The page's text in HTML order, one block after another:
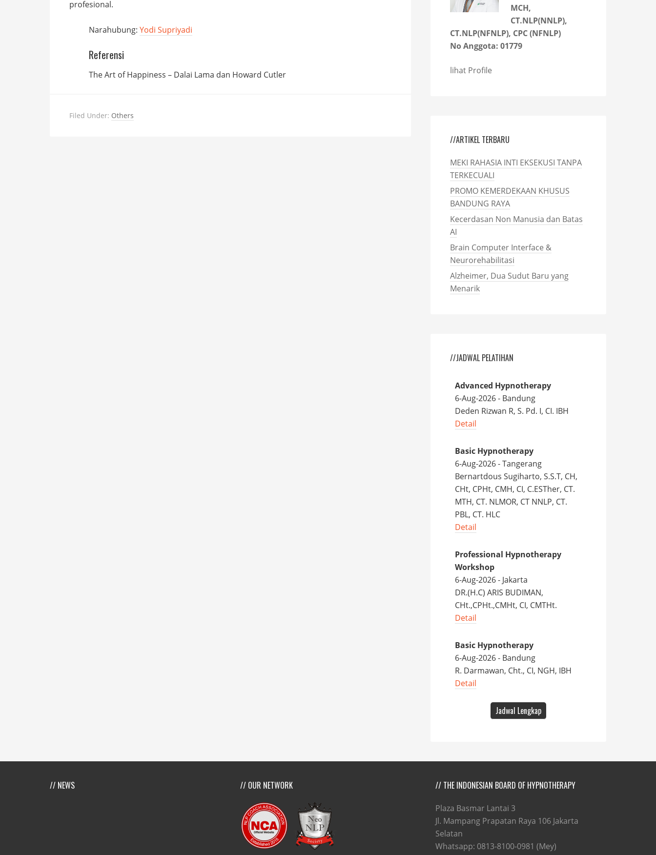
profesional.
Narahubung: Yodi Supriyadi
Referensi
The Art of Happiness – Dalai Lama dan Howard Cutler
Filed Under: Others
MCH,
CT.NLP(NNLP),
CT.NLP(NFNLP), CPC (NFNLP)
No Anggota: 01779
lihat Profile
//ARTIKEL TERBARU
MEKI RAHASIA INTI EKSEKUSI TANPA
TERKECUALI
PROMO KEMERDEKAAN KHUSUS
BANDUNG RAYA
Kecerdasan Non Manusia dan Batas
AI
Brain Computer Interface &
Neurorehabilitasi
Alzheimer, Dua Sudut Baru yang
Menarik
//JADWAL PELATIHAN
Advanced Hypnotherapy
6-Aug-2026 - Bandung
Deden Rizwan R, S. Pd. I, CI. IBH
Detail
Basic Hypnotherapy
6-Aug-2026 - Tangerang
Bernartdous Sugiharto, S.S.T, CH,
CHt, CPHt, CMH, CI, C.ESTher, CT.
MTH, CT. NLMOR, CT NNLP, CT.
PBL, CT. HLC
Detail
Professional Hypnotherapy
Workshop
6-Aug-2026 - Jakarta
DR.(H.C) ARIS BUDIMAN,
CHt.,CPHt.,CMHt, CI, CMTHt.
Detail
Basic Hypnotherapy
6-Aug-2026 - Bandung
R. Darmawan, Cht., CI, NGH, IBH
Detail
Jadwal Lengkap
// NEWS // OUR NETWORK // THE INDONESIAN BOARD OF HYPNOTHERAPY
Plaza Basmar Lantai 3
Jl. Mampang Prapatan Raya 106 Jakarta
Selatan
Whatsapp: 0813-8100-0981 (Mey)